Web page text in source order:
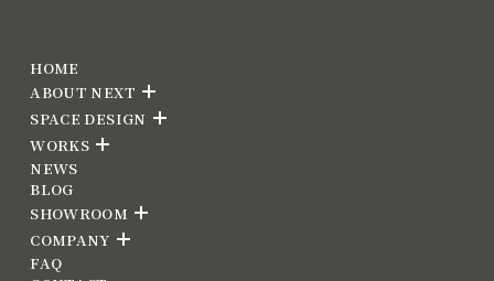
HOME
ABOUT NEXT
SPACE DESIGN
WORKS
NEWS
BLOG
SHOWROOM
COMPANY
FAQ